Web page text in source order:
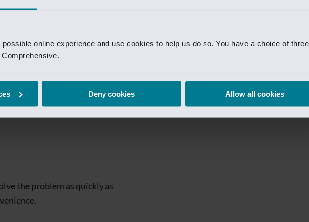
online experience and use cookies to help us do so. You have a choice of three
Deny cookies Allow all cookies
Van Lanschot Kempen Research
te krijgen.
is
the problem as quickly as